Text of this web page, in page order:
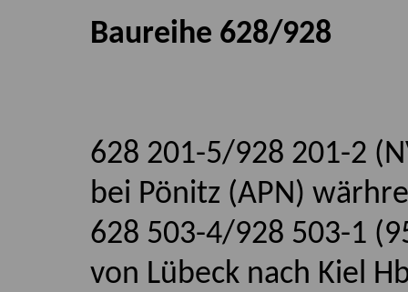
Baureihe 628/928
628 201-5/928 201-2
bei Pönitz (APN)
628 503-4/928 503-1
von Lübeck nach Kiel